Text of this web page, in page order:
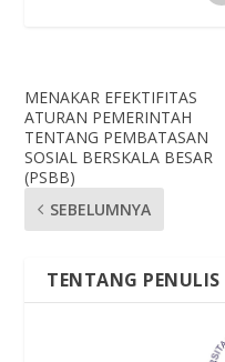
MENAKAR EFEKTIFITAS
ATURAN PEMERINTAH
TENTANG PEMBATASAN
SOSIAL BERSKALA BESAR
(PSBB)
SEBELUMNYA
TENTANG PENULIS